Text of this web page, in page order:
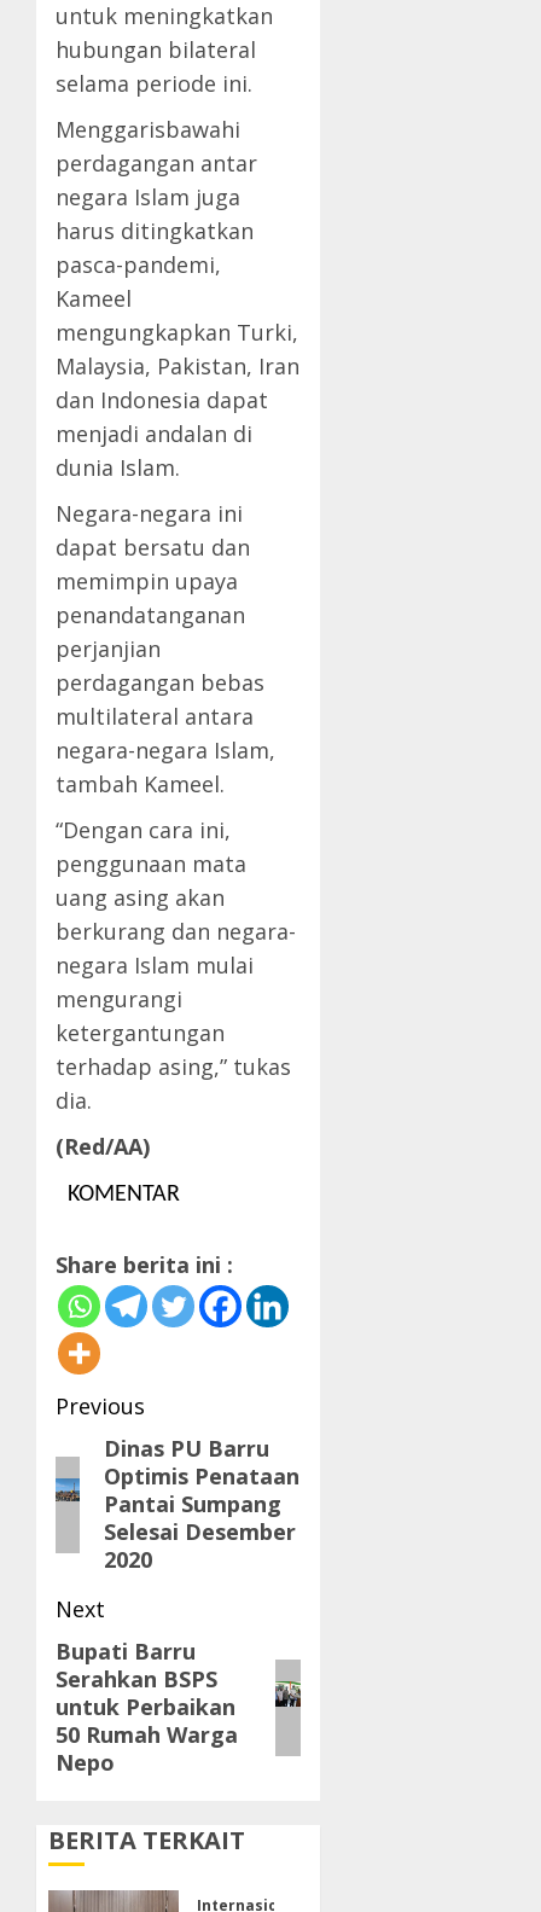
untuk meningkatkan
hubungan bilateral
selama periode ini.
Menggarisbawahi
perdagangan antar
negara Islam juga
harus ditingkatkan
pasca-pandemi,
Kameel
mengungkapkan Turki,
Malaysia, Pakistan, Iran
dan Indonesia dapat
menjadi andalan di
dunia Islam.
Negara-negara ini
dapat bersatu dan
memimpin upaya
penandatanganan
perjanjian
perdagangan bebas
multilateral antara
negara-negara Islam,
tambah Kameel.
“Dengan cara ini,
penggunaan mata
uang asing akan
berkurang dan negara-
negara Islam mulai
mengurangi
ketergantungan
terhadap asing,” tukas
dia.
(Red/AA)
KOMENTAR
Share berita ini :
Post
navigation
Previous
Previous
post:
Dinas PU Barru
Optimis Penataan
Pantai Sumpang
Selesai Desember
2020
Next
Next
post:
Bupati Barru
Serahkan BSPS
untuk Perbaikan
50 Rumah Warga
Nepo
BERITA TERKAIT
Internasional